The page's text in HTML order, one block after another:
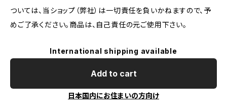
ついては、当ショップ（弊社）は一切責任を負いかねますので、予
めご了承ください。商品は、自己責任の元ご使用下さい。
International shipping available
Add to cart
日本国内にお住まいの方向け